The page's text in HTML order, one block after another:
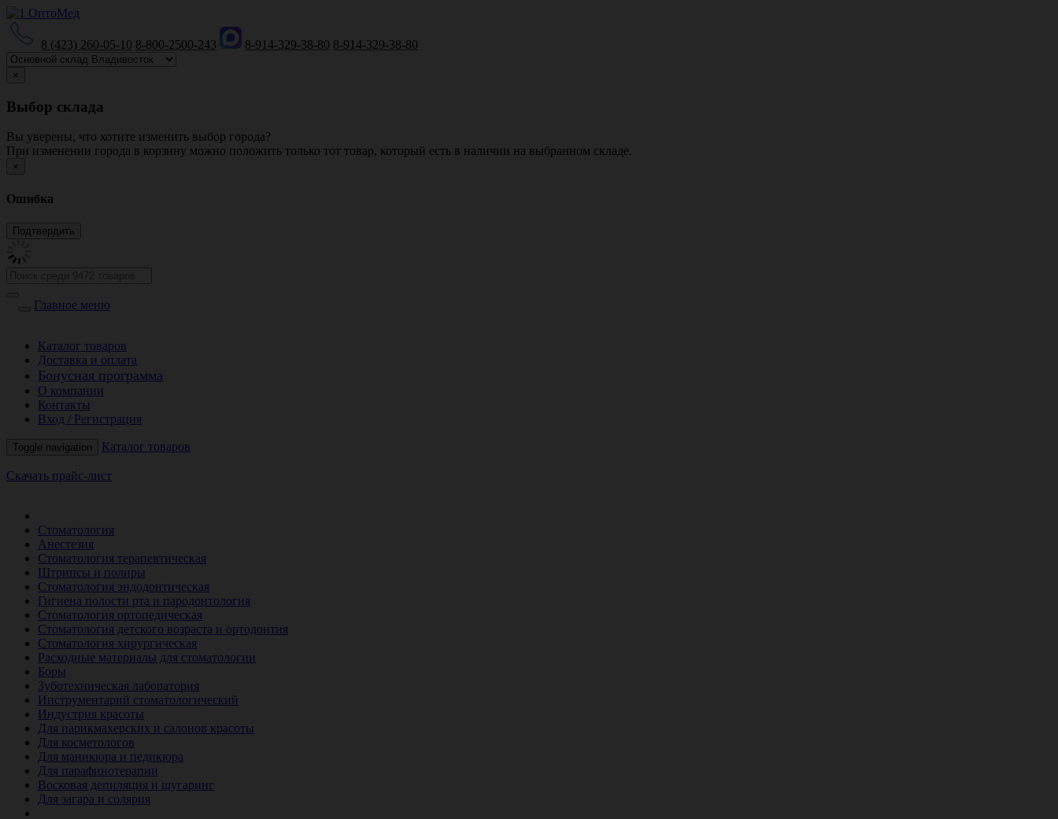
8 (423) 260-05-10 8-800-2500-243 8-914-329-38-80 8-914-329-38-80
×
Выбор склада
Вы уверены, что хотите изменить выбор города?
При изменении города в корзину можно положить только тот товар, который есть в наличии на выбранном складе.
×
Ошибка
Главное меню
Каталог товаров
Доставка и оплата
Бонусная программа
О компании
Контакты
Вход / Регистрация
Toggle navigation Каталог товаров
Скачать прайс-лист
Стоматология
Анестезия
Стоматология терапевтическая
Штрипсы и полиры
Стоматология эндодонтическая
Гигиена полости рта и пародонтология
Стоматология ортопедическая
Стоматология детского возраста и ортодонтия
Стоматология хирургическая
Расходные материалы для стоматологии
Боры
Зуботехническая лаборатория
Инструментарий стоматологический
Индустрия красоты
Для парикмахерских и салонов красоты
Для косметологов
Для маникюра и педикюра
Для парафинотерапии
Восковая депиляция и шугаринг
Для загара и солярия